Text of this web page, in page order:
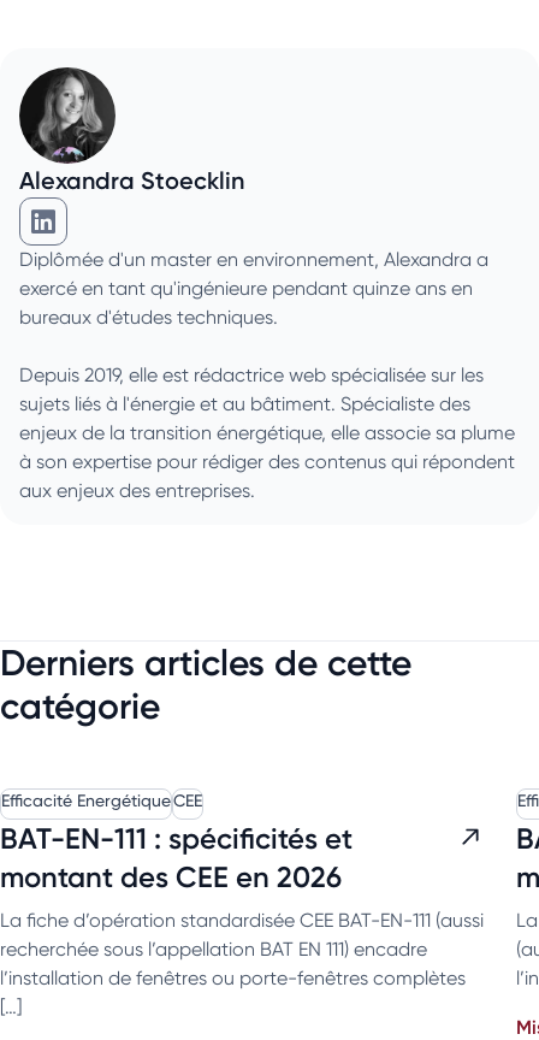
Alexandra Stoecklin
Alexandra Stoecklin sur Linkedin
Diplômée d'un master en environnement, Alexandra a
exercé en tant qu'ingénieure pendant quinze ans en
bureaux d'études techniques.
Depuis 2019, elle est rédactrice web spécialisée sur les
sujets liés à l'énergie et au bâtiment. Spécialiste des
enjeux de la transition énergétique, elle associe sa plume
à son expertise pour rédiger des contenus qui répondent
aux enjeux des entreprises.
Derniers articles de cette
catégorie
Efficacité EnergétiqueCEE
BAT-EN-111 : spécificités et
montant des CEE en 2026
La fiche d’opération standardisée CEE BAT-EN-111 (aussi
recherchée sous l’appellation BAT EN 111) encadre
l’installation de fenêtres ou porte-fenêtres complètes
[…]